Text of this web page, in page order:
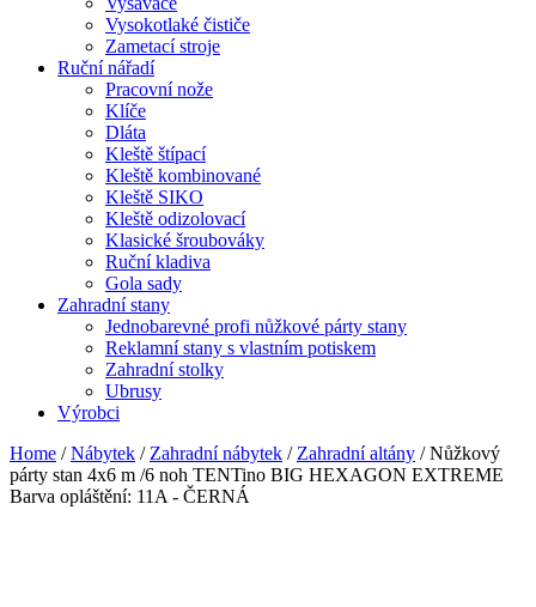
Vysokotlaké čističe
Zametací stroje
Ruční nářadí
Pracovní nože
Klíče
Dláta
Kleště štípací
Kleště kombinované
Kleště SIKO
Kleště odizolovací
Klasické šroubováky
Ruční kladiva
Gola sady
Zahradní stany
Jednobarevné profi nůžkové párty stany
Reklamní stany s vlastním potiskem
Zahradní stolky
Ubrusy
Výrobci
Home /Nábytek / Zahradní nábytek / Zahradní altány / Nůžkový
párty stan 4x6 m /6 noh TENTino BIG HEXAGON EXTREME
Barva opláštění: 11A - ČERNÁ